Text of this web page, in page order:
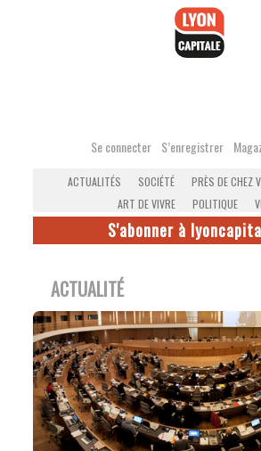
Se connecter S’enregistrer
ACTUALITÉS SOCIÉTÉ PRÈS DE CHEZ
ART DE VIVRE
POLITIQUE
S'abonner à
ACTUALITÉ